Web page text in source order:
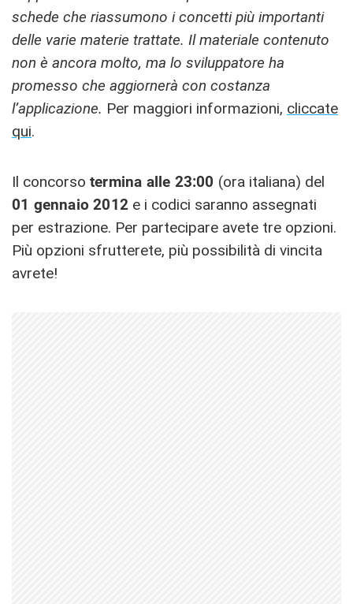
schede che riassumono i concetti più importanti
delle varie materie trattate. Il materiale contenuto
non è ancora molto, ma lo sviluppatore ha
promesso che aggiornerà con costanza
l’applicazione. Per maggiori informazioni, cliccate
qui.
Il concorso termina alle 23:00 (ora italiana) del
01 gennaio 2012 e i codici saranno assegnati
per estrazione. Per partecipare avete tre opzioni.
Più opzioni sfrutterete, più possibilità di vincita
avrete!